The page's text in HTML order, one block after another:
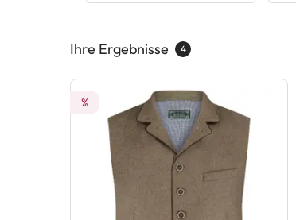
Ihre Ergebnisse 4
%